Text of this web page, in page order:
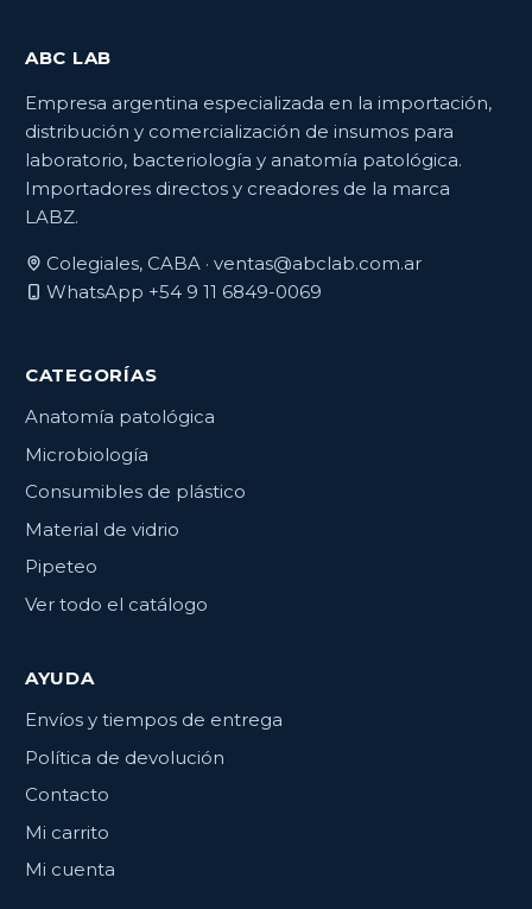
ABC LAB
Empresa argentina especializada en la importación,
distribución y comercialización de insumos para
laboratorio, bacteriología y anatomía patológica.
Importadores directos y creadores de la marca
LABZ.
Colegiales, CABA · ventas@abclab.com.ar
WhatsApp +54 9 11 6849-0069
CATEGORÍAS
Anatomía patológica
Microbiología
Consumibles de plástico
Material de vidrio
Pipeteo
Ver todo el catálogo
AYUDA
Envíos y tiempos de entrega
Política de devolución
Contacto
Mi carrito
Mi cuenta